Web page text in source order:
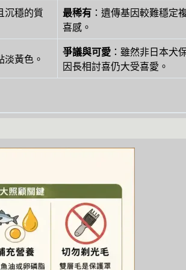
沉穩的質
最稀有 ：遺傳基因較難穩定
喜感。
黃色。
爭議與可愛 ：雖然非日本犬
因長相討喜仍大受喜愛。